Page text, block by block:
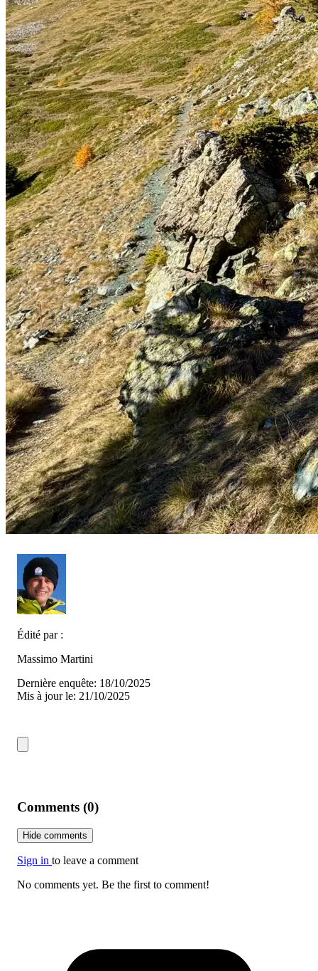
Édité par :
Massimo Martini
Dernière enquête: 18/10/2025
Mis à jour le: 21/10/2025
Comments (0)
Hide comments
Sign in to leave a comment
No comments yet. Be the first to comment!